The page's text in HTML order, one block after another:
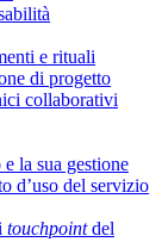
e rituali
di progetto
collaborativi
la sua gestione
d’uso del servizio
touchpointdel